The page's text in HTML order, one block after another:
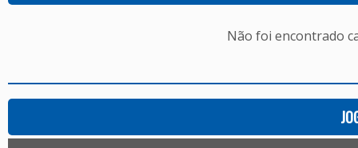
Não foi encontrado